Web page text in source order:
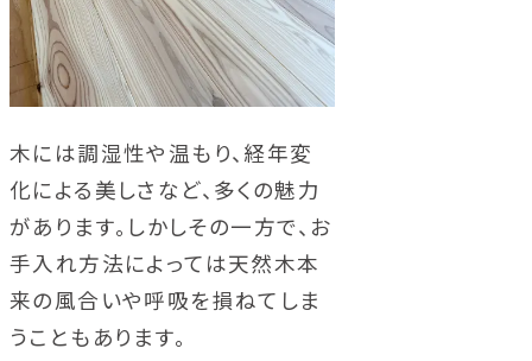
木には調湿性や温もり、経年変
化による美しさなど、多くの魅力
があります。しかしその一方で、お
手入れ方法によっては天然木本
来の風合いや呼吸を損ねてしま
うこともあります。